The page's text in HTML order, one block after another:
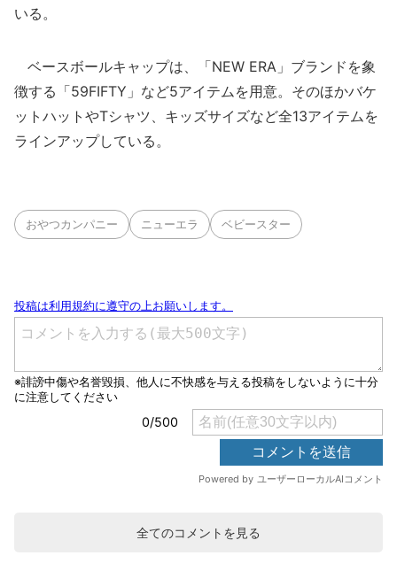
いる。
ベースボールキャップは、「NEW ERA」ブランドを象
徴する「59FIFTY」など5アイテムを用意。そのほかバケ
ットハットやTシャツ、キッズサイズなど全13アイテムを
ラインアップしている。
おやつカンパニー ニューエラ ベビースター
全てのコメントを見る